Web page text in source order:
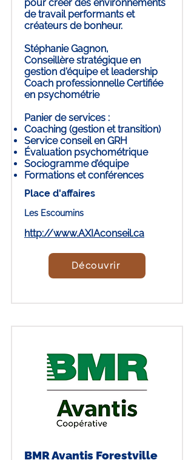
pour créer des environnements
de travail performants et
créateurs de bonheur.
Stéphanie Gagnon,
Conseillère stratégique en
gestion d'équipe et leadership
Coach professionnelle Certifiée
en psychométrie
Panier de services :
Coaching (gestion et transition)
Service conseil en GRH
Évaluation psychométrique
Sociogramme d’équipe
Formations et conférences
Place d'affaires
Les Escoumins
http://www.AXIAconseil.ca
Découvrir
BMR Avantis Forestville